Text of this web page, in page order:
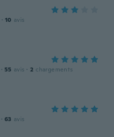
· 10 avis
· 55 avis · 2 chargements
· 63 avis